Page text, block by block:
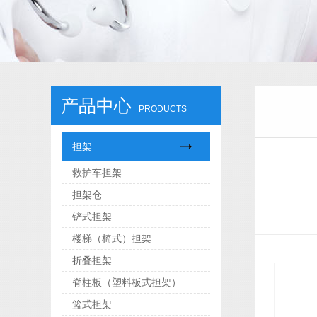
产品中心 PRODUCTS
担架
救护车担架
担架仓
铲式担架
楼梯（椅式）担架
折叠担架
脊柱板（塑料板式担架）
篮式担架